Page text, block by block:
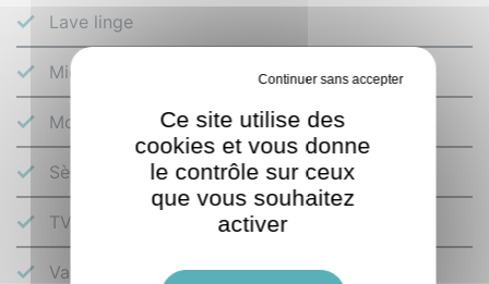
Lave linge
Micro ondes
Mobilier de terrasse
Sèche cheveux
TV écran plat
Vaisselle et couverts
Ce site utilise des
cookies et vous donne
le contrôle sur ceux
que vous souhaitez
activer